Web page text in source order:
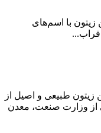
زیتون با اسم‌های
فراب...
زیتون طبیعی و اصیل از
از وزارت صنعت، معدن